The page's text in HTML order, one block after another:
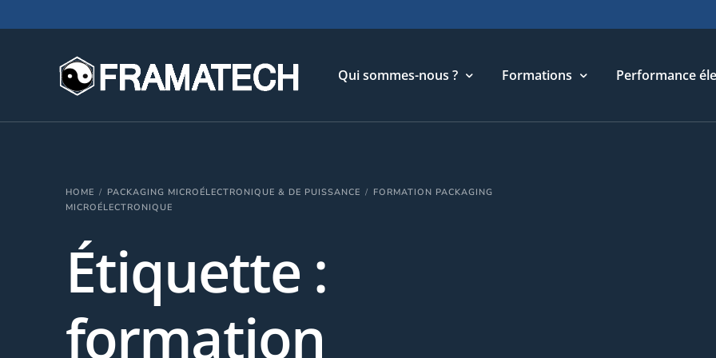
Qui sommes-nous ?
Notre métier
Formations Performance
HOME PACKAGING MICROÉLECTRONIQUE & DE PUISSANCE
FORMATION PACKAGING
MICROÉLECTRONIQUE
Étiquette :
formation